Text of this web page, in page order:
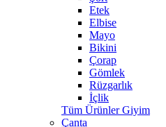
Etek
Elbise
Mayo
Bikini
Çorap
Gömlek
Rüzgarlık
İçlik
Tüm Ürünler Giyim
Çanta